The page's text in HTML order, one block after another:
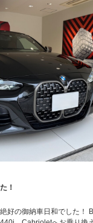
！
御納車日和でした！ BMW 435i